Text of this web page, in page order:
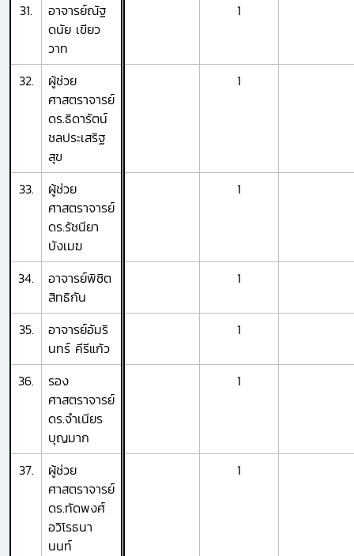
31.
อาจารย์ณัฐ
ดนัย เขียว
วาท
1
32.
ผู้ช่วย
ศาสตราจารย์
ดร.ธิดารัตน์
ชลประเสริฐ
สุข
1
33.
ผู้ช่วย
ศาสตราจารย์
ดร.รัชนียา
บังเมฆ
1
34.
อาจารย์พิชิต
สิทธิกัน
1
35.
อาจารย์อัมริ
นทร์ คีรีแก้ว
1
36.
รอง
ศาสตราจารย์
ดร.จำเนียร
บุญมาก
1
37.
ผู้ช่วย
ศาสตราจารย์
ดร.ทัดพงศ์
อวิโรธนา
นนท์
1